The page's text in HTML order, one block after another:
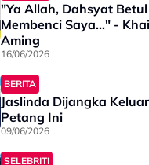
"Ya Allah, Dahsyat Betul
Membenci Saya..." -
Aming
16/06/2026
BERITA
Jaslinda Dijangka
Petang Ini
09/06/2026
SELEBRITI